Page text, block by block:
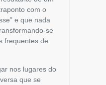
com o
e que nada
se
frequentes de
nos lugares do
que se